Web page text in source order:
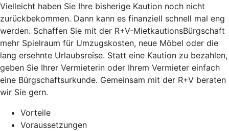
Vielleicht haben Sie Ihre bisherige Kaution noch nicht
zurückbekommen. Dann kann es finanziell schnell mal eng
werden. Schaffen Sie mit der R+V-MietkautionsBürgschaft
mehr Spielraum für Umzugskosten, neue Möbel oder die
lang ersehnte Urlaubsreise. Statt eine Kaution zu bezahlen,
geben Sie Ihrer Vermieterin oder Ihrem Vermieter einfach
eine Bürgschaftsurkunde. Gemeinsam mit der R+V beraten
wir Sie gern.
Vorteile
Voraussetzungen